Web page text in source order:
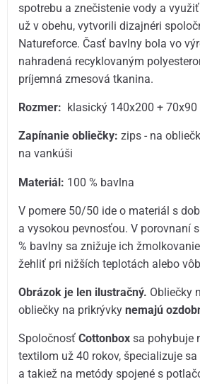
spotrebu a znečistenie vody a
už v obehu, vytvorili dizajnéri
Natureforce. Časť bavlny bola vo
nahradená recyklovaným
príjemná zmesová tkanina.
Rozmer: klasický 140x200 + 70x90
Zapínanie obliečky: zips - na
na vankúši
Materiál: 100 % bavlna
V pomere 50/50 ide o materiál s
a vysokou pevnosťou. V porovnaní
% bavlny sa znižuje ich
žehliť pri nižších teplotách alebo
Obrázok je len ilustračný. Obliečky
obliečky na prikrývkynemajú
SpoločnosťCottonbox sa pohybuje
textilom už 40 rokov, špecializuje
a takiež na metódy spojené s